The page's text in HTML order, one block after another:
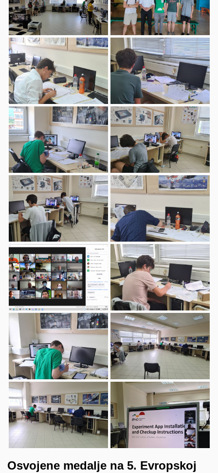
Osvojene medalje na 5. Evropskoj